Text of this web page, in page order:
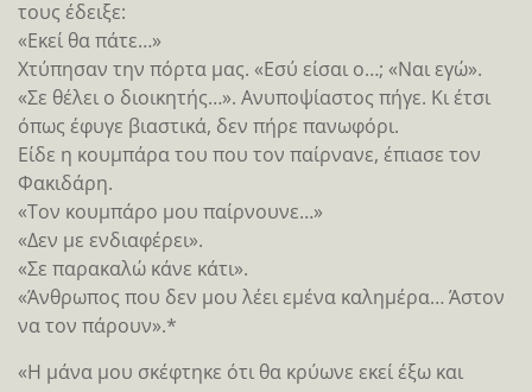
τους έδειξε:
«Εκεί θα πάτε…»
Χτύπησαν την πόρτα μας. «Εσύ είσαι ο…; «Ναι εγώ».
«Σε θέλει ο διοικητής…». Ανυποψίαστος πήγε. Κι έτσι
όπως έφυγε βιαστικά, δεν πήρε πανωφόρι.
Είδε η κουμπάρα του που τον παίρνανε, έπιασε τον
Φακιδάρη.
«Τον κουμπάρο μου παίρνουνε…»
«Δεν με ενδιαφέρει».
«Σε παρακαλώ κάνε κάτι».
«Άνθρωπος που δεν μου λέει εμένα καλημέρα… Άστον
να τον πάρουν».*
«Η μάνα μου σκέφτηκε ότι θα κρύωνε εκεί έξω και